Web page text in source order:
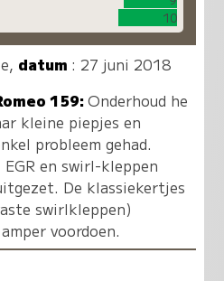
10
, datum : 27 juni 2018
159:Onderhoud he
kleine piepjes en
probleem gehad.
en swirl-kleppen
De klassiekertjes
swirlkleppen)
voordoen.